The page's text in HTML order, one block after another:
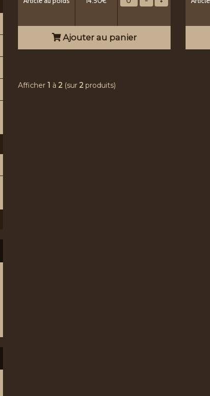
Ajouter au panier
Afficher 1 à 2 (sur 2 produits)